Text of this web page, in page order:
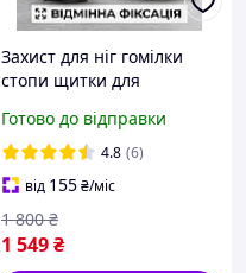
Захист для ніг гомілки
стопи щитки для
накладки для тайського
боксу мма карате
єдиноборств защитка М
Готово до відправки
4.8 (6)
від 155₴/міс
1 549₴
1 800 ₴